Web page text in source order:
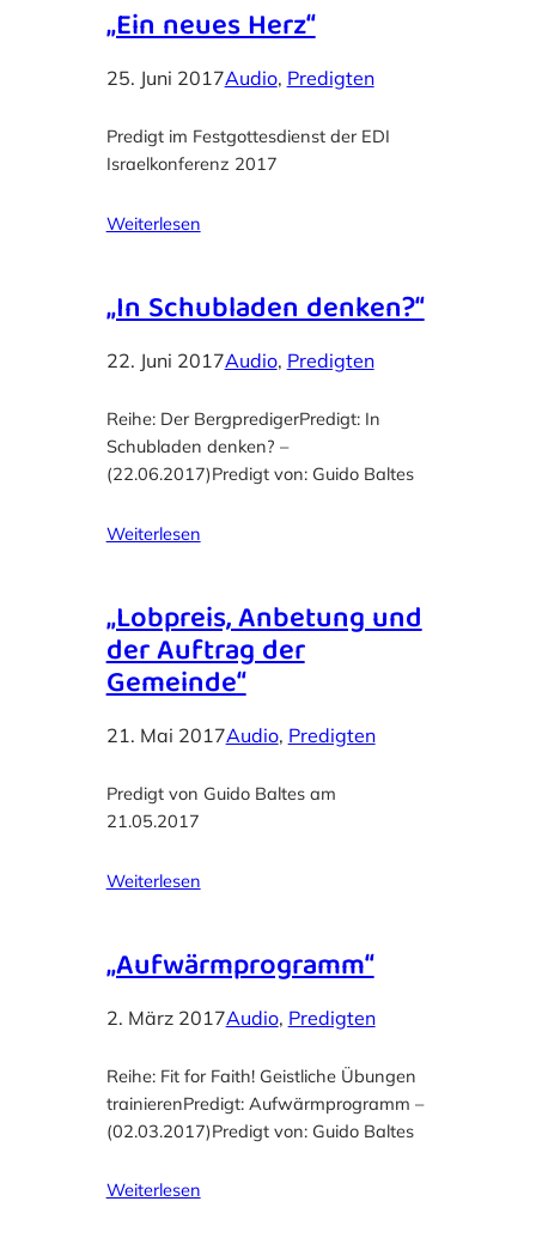
„Ein neues Herz“
25. Juni 2017Audio, Predigten
Predigt im Festgottesdienst der EDI
Israelkonferenz 2017
Weiterlesen
„In Schubladen denken?“
22. Juni 2017Audio, Predigten
Reihe: Der BergpredigerPredigt: In
Schubladen denken? –
(22.06.2017)Predigt von: Guido Baltes
Weiterlesen
„Lobpreis, Anbetung und
der Auftrag der
Gemeinde“
21. Mai 2017Audio, Predigten
Predigt von Guido Baltes am
21.05.2017
Weiterlesen
„Aufwärmprogramm“
2. März 2017Audio, Predigten
Reihe: Fit for Faith! Geistliche Übungen
trainierenPredigt: Aufwärmprogramm –
(02.03.2017)Predigt von: Guido Baltes
Weiterlesen